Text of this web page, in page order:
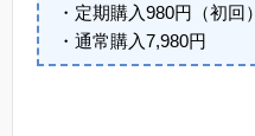
・定期購入980円（初回）
・通常購入7,980円